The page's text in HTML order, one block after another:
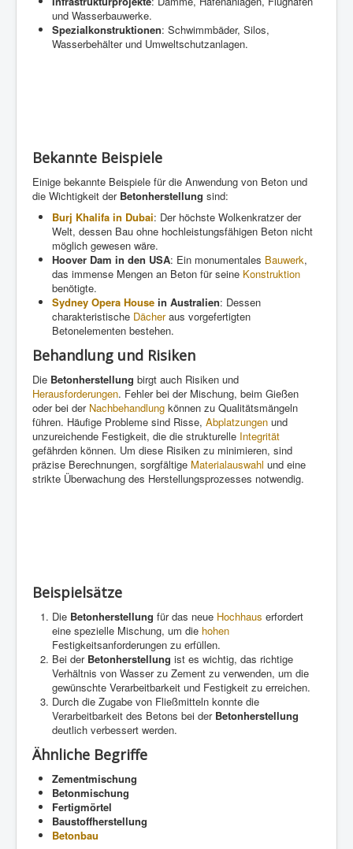
und Wasserbauwerke.
Spezialkonstruktionen: Schwimmbäder, Silos,
Wasserbehälter und Umweltschutzanlagen.
Bekannte Beispiele
Einige bekannte Beispiele für die Anwendung von Beton und
die Wichtigkeit der Betonherstellung sind:
Burj Khalifa in Dubai: Der höchste Wolkenkratzer der
Welt, dessen Bau ohne hochleistungsfähigen Beton nicht
möglich gewesen wäre.
Hoover Dam in den USA: Ein monumentales Bauwerk,
das immense Mengen an Beton für seine Konstruktion
benötigte.
Sydney Opera House in Australien: Dessen
charakteristische Dächeraus vorgefertigten
Betonelementen bestehen.
Behandlung und Risiken
Die Betonherstellung birgt auch Risiken und
Herausforderungen. Fehler bei der Mischung, beim Gießen
oder bei der Nachbehandlung können zu Qualitätsmängeln
führen. Häufige Probleme sind Risse, Abplatzungen und
unzureichende Festigkeit, die die strukturelle Integrität
gefährden können. Um diese Risiken zu minimieren, sind
präzise Berechnungen, sorgfältige Materialauswahl und eine
strikte Überwachung des Herstellungsprozesses notwendig.
Beispielsätze
Die Betonherstellung für das neue Hochhaus erfordert
eine spezielle Mischung, um die hohen
Festigkeitsanforderungen zu erfüllen.
Bei der Betonherstellung ist es wichtig, das richtige
Verhältnis von Wasser zu Zement zu verwenden, um die
gewünschte Verarbeitbarkeit und Festigkeit zu erreichen.
Durch die Zugabe von Fließmitteln konnte die
Verarbeitbarkeit des Betons bei der Betonherstellung
deutlich verbessert werden.
Ähnliche Begriffe
Zementmischung
Betonmischung
Fertigmörtel
Baustoffherstellung
Betonbau